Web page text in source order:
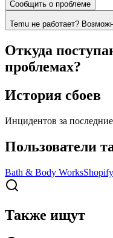
Сообщить о проблеме
Temu не работает?
Откуда
проблемах?
История сбоев
Инцидентов за
Пользователи
Bath & Body WorksShopify
Также ищут